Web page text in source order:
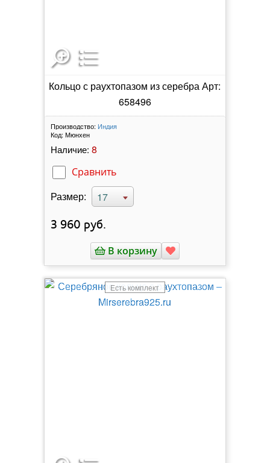
Кольцо с раухтопазом из серебра Арт:
658496
Производство: Индия
Код: Мюнхен
Наличие: 8
Сравнить
Размер: 17
3 960 руб.
В корзину
Есть комплект